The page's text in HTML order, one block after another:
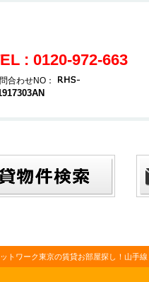
: 0120-972-663
合わせNO：
ワーク東京の賃貸お部屋探し！山手